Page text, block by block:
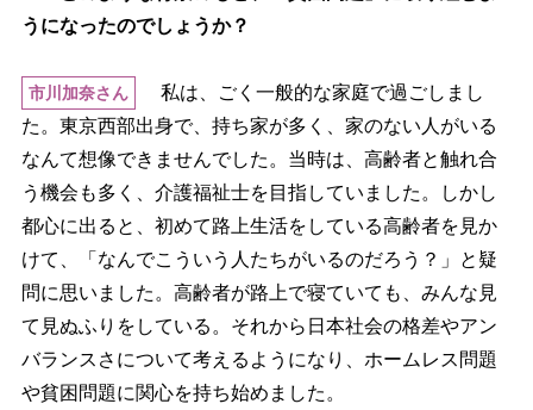
うになったのでしょうか？
市川加奈さん
私は、ごく一般的な家庭で過ごしまし
た。東京西部出身で、持ち家が多く、家のない人がいる
なんて想像できませんでした。当時は、高齢者と触れ合
う機会も多く、介護福祉士を目指していました。しかし
都心に出ると、初めて路上生活をしている高齢者を見か
けて、「なんでこういう人たちがいるのだろう？」と疑
問に思いました。高齢者が路上で寝ていても、みんな見
て見ぬふりをしている。それから日本社会の格差やアン
バランスさについて考えるようになり、ホームレス問題
貧困問題に関心を持ち始めました。